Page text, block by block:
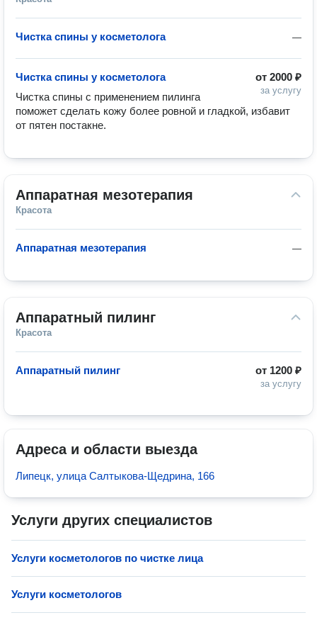
—
Чистка спины у косметолога
от 2000 ₽
за услугу
Чистка спины у косметолога
Чистка спины с применением пилинга
поможет сделать кожу более ровной и гладкой, избавит
от пятен постакне.
Аппаратная мезотерапия
Красота
—
Аппаратная мезотерапия
Аппаратный пилинг
Красота
от 1200 ₽
за услугу
Аппаратный пилинг
Адреса и области выезда
Липецк, улица Салтыкова-Щедрина, 166
Услуги других специалистов
Услуги косметологов по чистке лица
Услуги косметологов